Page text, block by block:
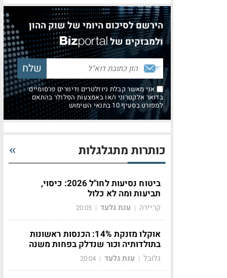
הירשם לסיכום היומי של שוק ההון
ולמבזקים של
אני מאשר קבלת ניוזלטרים ודיוורים פרסומיים
בדואר אלקטרוני ו/או באמצעות הסלולר בהתאם
למפורט בסעיף 10 בתנאי השימוש
כותרות מתגלגלות
ביטוח נסיעות לחו"ל 2026: כיסוי,
תביעות ומה לא כלול
קריירה | ענת גלעד |
20:05
אוקלו מזנקת 14%: הכנסות ראשונות
בתולדותיה וכור שנדלק בפחות משנה
גלובל | ענת גלעד |
20:04